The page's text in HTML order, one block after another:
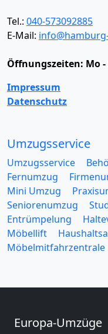
Tel.: 040-573092885
E-Mail:
Öffnungszeiten: Mo -
Impressum
Datenschutz
Umzugsservice
Umzugsservice
Fernumzug
Mini Umzug
Seniorenumzug
Entrümpelung
Möbellift
Möbelmitfahrzentrale
Europa-Umzüge